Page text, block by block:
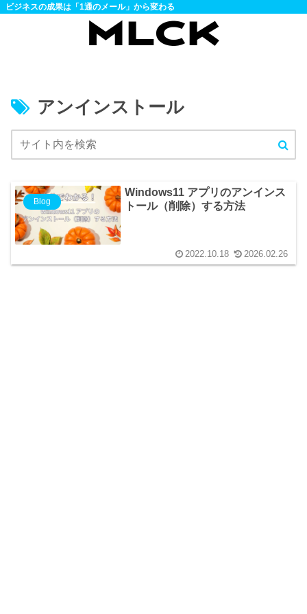
ビジネスの成果は「1通のメール」から変わる
アンインストール
Blog
Windows11 アプリのアンインス
トール（削除）する方法
2022.10.18 2026.02.26